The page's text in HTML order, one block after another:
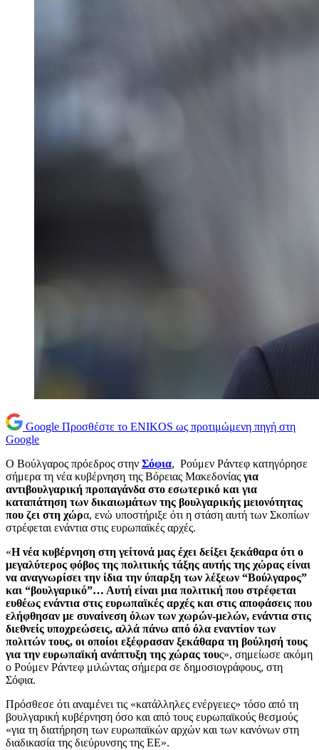
Google Προσθέστε το ENIKOS ως προτιμώμενη πηγή στη
Google
Ο Βούλγαρος πρόεδρος στην Σόφια, Ρούμεν Ράντεφ κατηγόρησε
σήμερα τη νέα κυβέρνηση της Βόρειας Μακεδονίας για
αντιβουλγαρική προπαγάνδα στο εσωτερικό και για
καταπάτηση των δικαιωμάτων της βουλγαρικής μειονότητας
που ζει στη χώρα, ενώ υποστήριξε ότι η στάση αυτή των Σκοπίων
στρέφεται ενάντια στις ευρωπαϊκές αρχές.
«Η νέα κυβέρνηση στη γείτονά μας έχει δείξει ξεκάθαρα ότι ο
μεγαλύτερος φόβος της πολιτικής τάξης αυτής της χώρας είναι
να αναγνωρίσει την ίδια την ύπαρξη των λέξεων “Βούλγαρος”
και “βουλγαρικό”… Αυτή είναι μια πολιτική που στρέφεται
ευθέως ενάντια στις ευρωπαϊκές αρχές και στις αποφάσεις που
ελήφθησαν με συναίνεση όλων των χωρών-μελών, ενάντια στις
διεθνείς υποχρεώσεις, αλλά πάνω από όλα εναντίον των
πολιτών τους, οι οποίοι εξέφρασαν ξεκάθαρα τη βούλησή τους
για την ευρωπαϊκή ανάπτυξη της χώρας τους», σημείωσε ακόμη
ο Ρούμεν Ράντεφ μιλώντας σήμερα σε δημοσιογράφους, στη
Σόφια.
Πρόσθεσε ότι αναμένει τις «κατάλληλες ενέργειες» τόσο από τη
βουλγαρική κυβέρνηση όσο και από τους ευρωπαϊκούς θεσμούς
«για τη διατήρηση των ευρωπαϊκών αρχών και των κανόνων στη
διαδικασία της διεύρυνσης της ΕΕ».